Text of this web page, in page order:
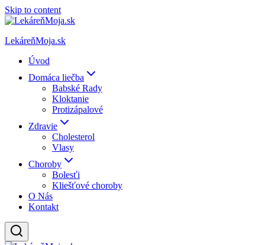
Skip to content
LekáreňMoja.sk
Úvod
Domáca liečba
Babské Rady
Kloktanie
Protizápalové
Zdravie
Cholesterol
Vlasy
Choroby
Bolesťi
Kliešťové choroby
O Nás
Kontakt